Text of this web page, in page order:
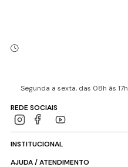
Segunda a sexta, das 08h às 17h
REDE SOCIAIS
INSTITUCIONAL
AJUDA / ATENDIMENTO